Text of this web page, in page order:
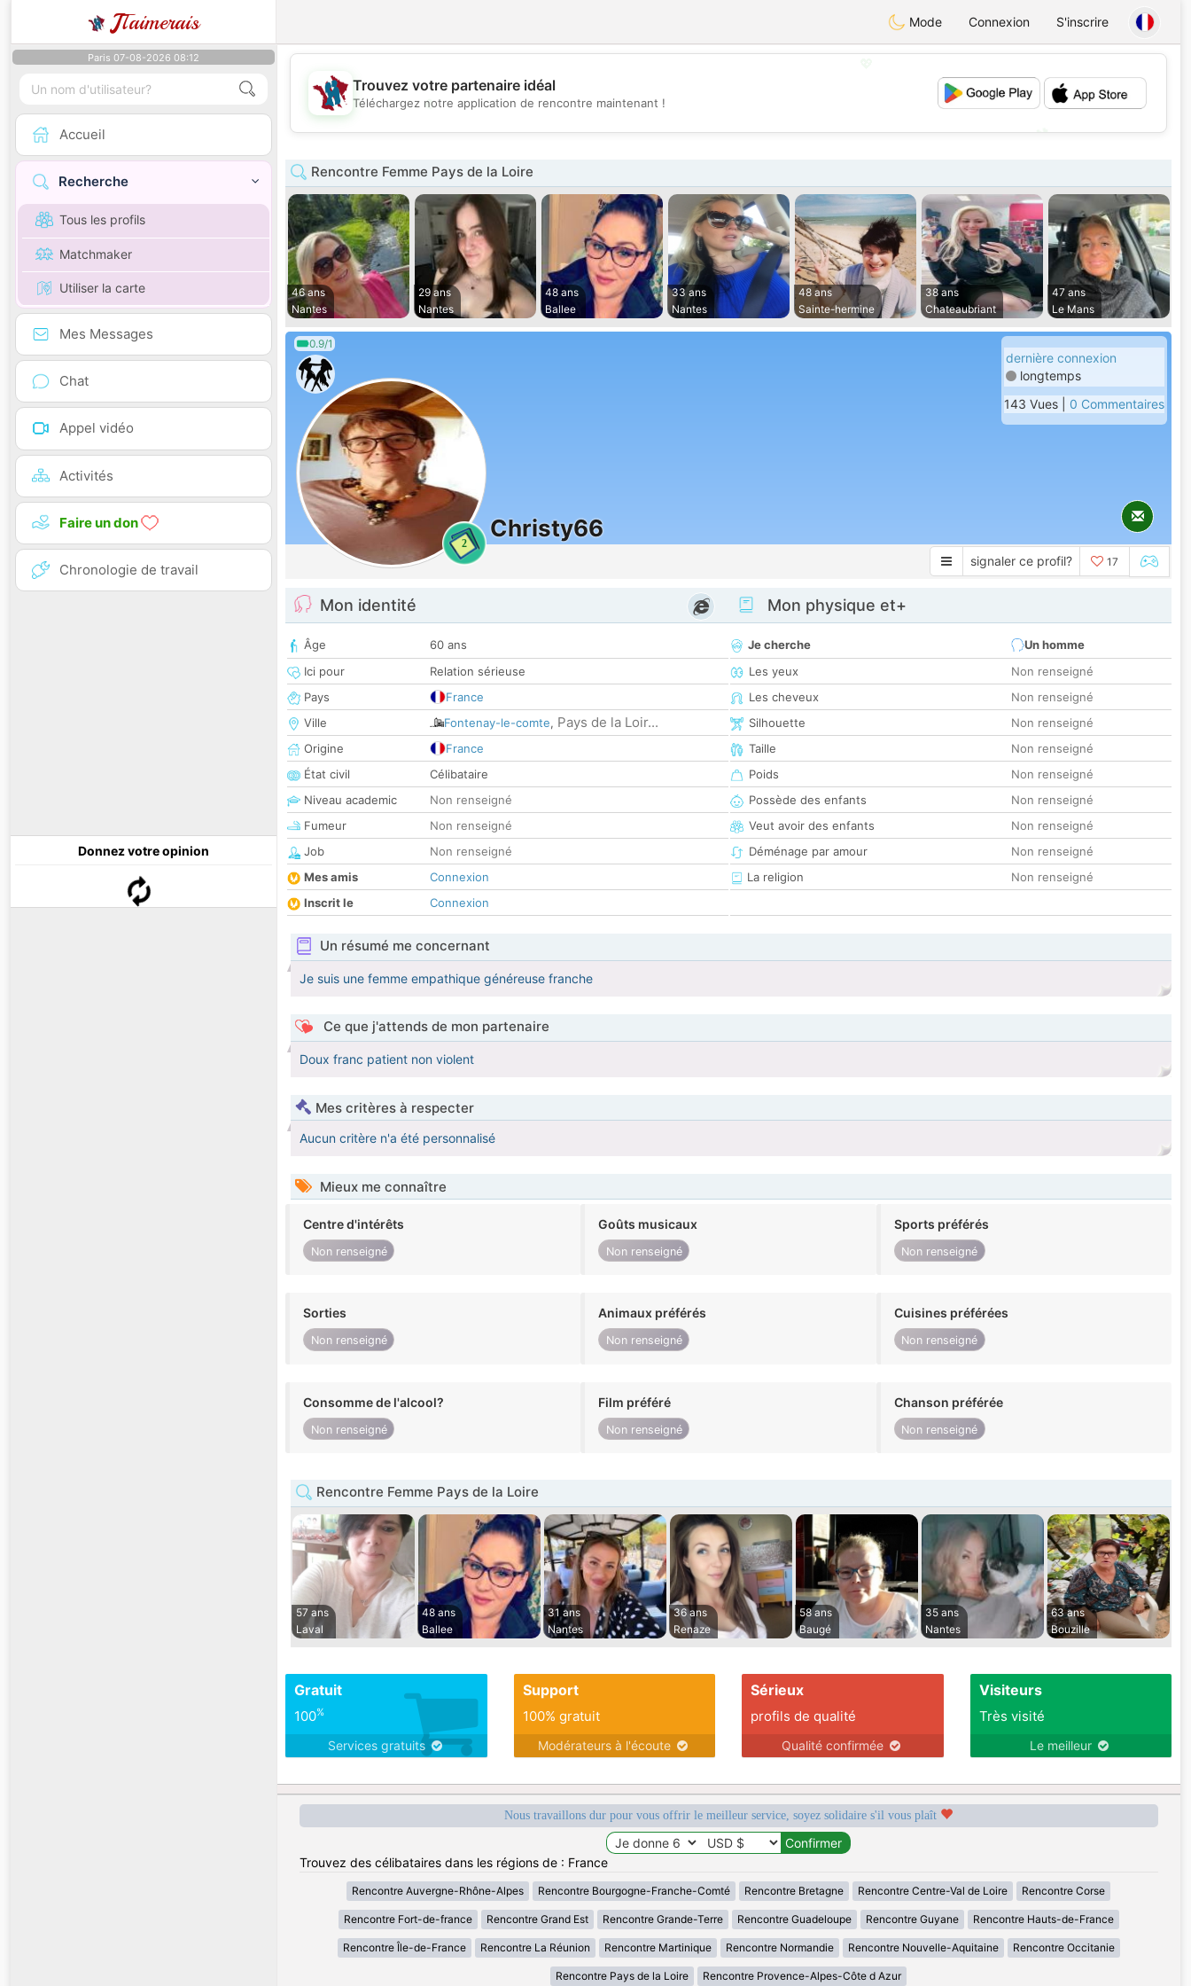
JTaimerais Mode Connexion S'inscrire
Paris 07-08-2026 08:12
Accueil
Recherche
Tous les profils
Matchmaker
Utiliser la carte
Mes Messages
Chat
Appel vidéo
Activités
Faire un don
Chronologie de travail
Donnez votre opinion
💕
Trouvez votre partenaire idéal
Téléchargez notre application de rencontre maintenant !
Rencontre Femme Pays de la Loire
46 ans
Nantes
29 ans
Nantes
48 ans
Ballee
33 ans
Nantes
48 ans
Sainte-hermine
38 ans
Chateaubriant
47 ans
Le Mans
0.9/1
2
Christy66
dernière connexion
longtemps
143 Vues | 0 Commentaires
signaler ce profil? 17
Mon identité
Âge
60 ans
Ici pour
Relation sérieuse
Pays
France
Ville
Fontenay-le-comte, Pays de la Loir...
Origine
France
État civil
Célibataire
Niveau academic
Non renseigné
Fumeur
Non renseigné
Job
Non renseigné
Mes amis
Connexion
Inscrit le
Connexion
Mon physique et+
Je cherche
Un homme
Les yeux
Non renseigné
Les cheveux
Non renseigné
Silhouette
Non renseigné
Taille
Non renseigné
Poids
Non renseigné
Possède des enfants
Non renseigné
Veut avoir des enfants
Non renseigné
Déménage par amour
Non renseigné
La religion
Non renseigné
Un résumé me concernant
Je suis une femme empathique généreuse franche
Ce que j'attends de mon partenaire
Doux franc patient non violent
Mes critères à respecter
Aucun critère n'a été personnalisé
Mieux me connaître
Centre d'intérêts
Non renseigné
Goûts musicaux
Non renseigné
Sports préférés
Non renseigné
Sorties
Non renseigné
Animaux préférés
Non renseigné
Cuisines préférées
Non renseigné
Consomme de l'alcool?
Non renseigné
Film préféré
Non renseigné
Chanson préférée
Non renseigné
Rencontre Femme Pays de la Loire
57 ans
Laval
48 ans
Ballee
31 ans
Nantes
36 ans
Renaze
58 ans
Baugé
35 ans
Nantes
63 ans
Bouzille
Gratuit
100%
Services gratuits
Support
100% gratuit
Modérateurs à l'écoute
Sérieux
profils de qualité
Qualité confirmée
Visiteurs
Très visité
Le meilleur
Nous travaillons dur pour vous offrir le meilleur service, soyez solidaire s'il vous plaît
Trouvez des célibataires dans les régions de : France
Rencontre Auvergne-Rhône-Alpes Rencontre Bourgogne-Franche-Comté Rencontre Bretagne Rencontre Centre-Val de Loire Rencontre Corse
Rencontre Fort-de-france Rencontre Grand Est Rencontre Grande-Terre Rencontre Guadeloupe Rencontre Guyane Rencontre Hauts-de-France
Rencontre Île-de-France Rencontre La Réunion Rencontre Martinique Rencontre Normandie Rencontre Nouvelle-Aquitaine Rencontre Occitanie
Rencontre Pays de la Loire Rencontre Provence-Alpes-Côte d Azur